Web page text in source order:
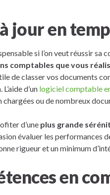
jour en
si l’on veut réussir sa
comptables que vous
de classer vos documents
d’un logiciel comptable
ou de nombreux
d’une plus grande
évaluer les performances
rigueur et un minimum
en